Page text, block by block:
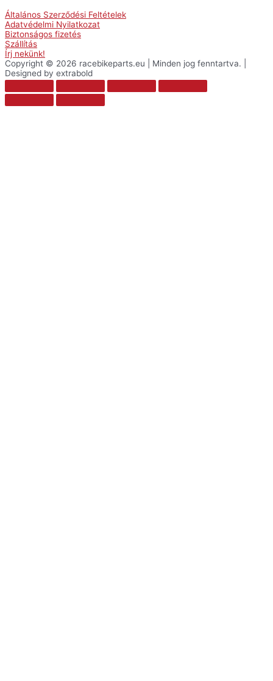
Általános Szerződési Feltételek
Adatvédelmi Nyilatkozat
Biztonságos fizetés
Szállítás
Írj nekünk!
Copyright © 2026 racebikeparts.eu | Minden jog fenntartva. |
Designed by extrabold